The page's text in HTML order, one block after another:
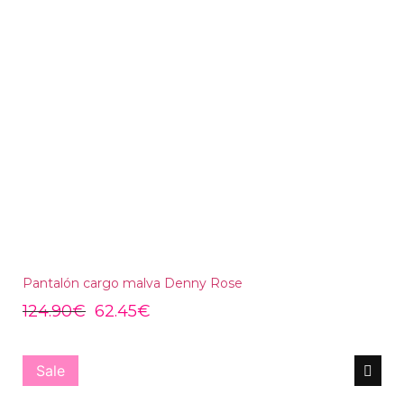
Pantalón cargo malva Denny Rose
124.90€ 62.45€
Sale